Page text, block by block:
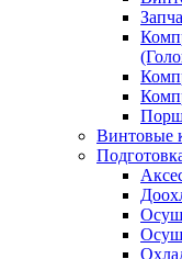
Винтовые